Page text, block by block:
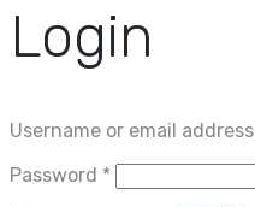
Login
Username or email address
Password *